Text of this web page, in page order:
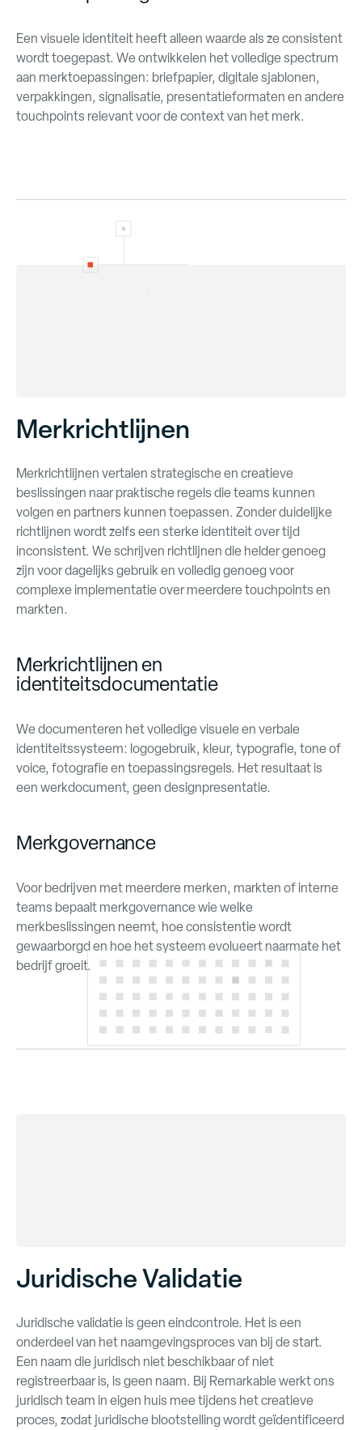
Een visuele identiteit heeft alleen waarde als ze consistent
wordt toegepast. We ontwikkelen het volledige spectrum
aan merktoepassingen: briefpapier, digitale sjablonen,
verpakkingen, signalisatie, presentatieformaten en andere
touchpoints relevant voor de context van het merk.
Merkrichtlijnen
Merkrichtlijnen vertalen strategische en creatieve
beslissingen naar praktische regels die teams kunnen
volgen en partners kunnen toepassen. Zonder duidelijke
richtlijnen wordt zelfs een sterke identiteit over tijd
inconsistent. We schrijven richtlijnen die helder genoeg
zijn voor dagelijks gebruik en volledig genoeg voor
complexe implementatie over meerdere touchpoints en
markten.
Merkrichtlijnen en
identiteitsdocumentatie
We documenteren het volledige visuele en verbale
identiteitssysteem: logogebruik, kleur, typografie, tone of
voice, fotografie en toepassingsregels. Het resultaat is
een werkdocument, geen designpresentatie.
Merkgovernance
Voor bedrijven met meerdere merken, markten of interne
teams bepaalt merkgovernance wie welke
merkbeslissingen neemt, hoe consistentie wordt
gewaarborgd en hoe het systeem evolueert naarmate het
bedrijf groeit.
Juridische Validatie
Juridische validatie is geen eindcontrole. Het is een
onderdeel van het naamgevingsproces van bij de start.
Een naam die juridisch niet beschikbaar of niet
registreerbaar is, is geen naam. Bij Remarkable werkt ons
juridisch team in eigen huis mee tijdens het creatieve
proces, zodat juridische blootstelling wordt geïdentificeerd